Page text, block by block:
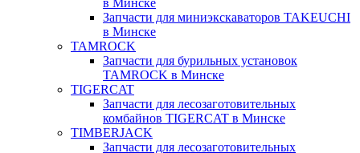
в Минске
Запчасти для миниэкскаваторов TAKEUCHI
в Минске
TAMROCK
Запчасти для бурильных установок
TAMROCK в Минске
TIGERCAT
Запчасти для лесозаготовительных
комбайнов TIGERCAT в Минске
TIMBERJACK
Запчасти для лесозаготовительных